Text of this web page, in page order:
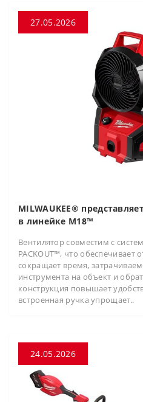
27.05.2026
MILWAUKEE®
в линейке M18™
Вентилятор совместим с
PACKOUT™, что
сокращает время,
инструмента на объект и
конструкция повышает
встроенная ручка упрощает..
24.05.2026